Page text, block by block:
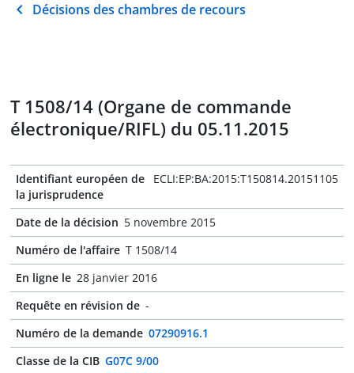
Décisions des chambres de recours
T 1508/14 (Organe de commande
électronique/RIFL) du 05.11.2015
Identifiant européen de
la jurisprudence
ECLI:EP:BA:2015:T150814.20151105
Date de la décision 5 novembre 2015
Numéro de l'affaire T 1508/14
En ligne le 28 janvier 2016
Requête en révision de -
Numéro de la demande 07290916.1
Classe de la CIB G07C 9/00